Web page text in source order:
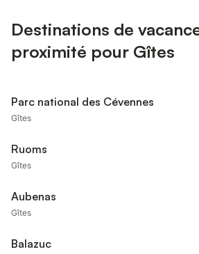
Destinations de
proximité pour Gîtes
Parc national des Cévennes
Gîtes
Ruoms
Gîtes
Aubenas
Gîtes
Balazuc